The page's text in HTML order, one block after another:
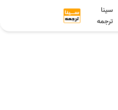
سینا
ترجمه